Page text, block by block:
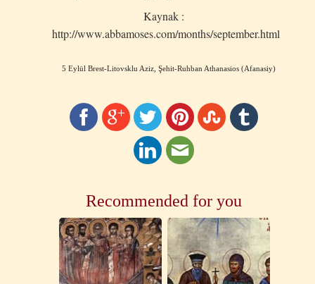
Kaynak :
http://www.abbamoses.com/months/september.html
5 Eylül Brest-Litovsklu Aziz, Şehit-Ruhban Athanasios (Afanasiy)
Recommended for you